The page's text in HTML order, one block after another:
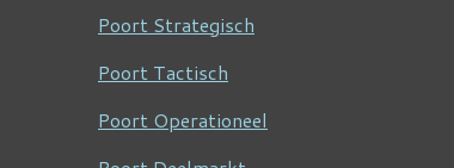
Poort Strategisch
Poort Tactisch
Poort Operationeel